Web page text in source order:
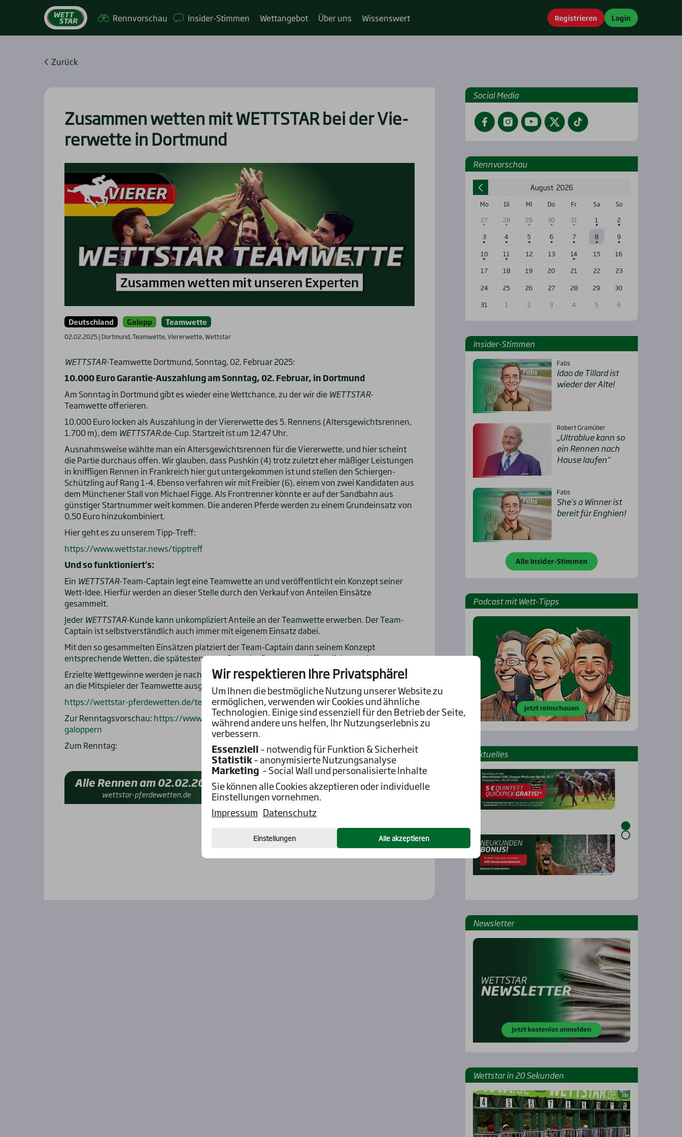
Renn­vor­schau Insi­­der-Stim­­men Wett­an­ge­bot Über uns Wis­sens­wert Registrieren Login
Zurück
Zusam­men wet­ten mit WETTSTAR bei der Vie­
rer­wet­te in Dort­mund
Deutschland Galopp Teamwette
02.02.2025 | Dortmund, Teamwette, Viererwette, Wettstar
WETTSTAR-Teamwette Dortmund, Sonntag, 02. Februar 2025:
10.000 Euro Garantie-Auszahlung am Sonntag, 02. Februar, in Dortmund
Am Sonntag in Dortmund gibt es wieder eine Wettchance, zu der wir die WETTSTAR-
Teamwette offerieren.
10.000 Euro locken als Auszahlung in der Viererwette des 5. Rennens (Altersgewichtsrennen,
1.700 m), dem WETTSTAR.de-Cup. Startzeit ist um 12:47 Uhr.
Ausnahmsweise wählte man ein Altersgewichtsrennen für die Viererwette, und hier scheint
die Partie durchaus offen. Wir glauben, dass Pushkin (4) trotz zuletzt eher mäßiger Leistungen
in kniffligen Rennen in Frankreich hier gut untergekommen ist und stellen den Schiergen-
Schützling auf Rang 1-4. Ebenso verfahren wir mit Freibier (6), einem von zwei Kandidaten aus
dem Münchener Stall von Michael Figge. Als Frontrenner könnte er auf der Sandbahn aus
günstiger Startnummer weit kommen. Die anderen Pferde werden zu einem Grundeinsatz von
0,50 Euro hinzukombiniert.
Hier geht es zu unserem Tipp-Treff:
https://www.wettstar.news/tipptreff
Und so funktioniert‘s:
Ein WETTSTAR-Team-Captain legt eine Teamwette an und veröffentlicht ein Konzept seiner
Wett-Idee. Hierfür werden an dieser Stelle durch den Verkauf von Anteilen Einsätze
gesammelt.
Jeder WETTSTAR-Kunde kann unkompliziert Anteile an der Teamwette erwerben. Der Team-
Captain ist selbstverständlich auch immer mit eigenem Einsatz dabei.
Mit den so gesammelten Einsätzen platziert der Team-Captain dann seinem Konzept
entsprechende Wetten, die spätestens zum Start des Rennens veröffentlicht werden.
Erzielte Wettgewinne werden je nach Höhe des jeweiligen Anteils nach Quoten-Bekanntgabe
an die Mitspieler der Teamwette ausgeschüttet und automatisch auf dem Wettkonto verbucht.
https://wettstar-pferdewetten.de/teamwette
Zur Renntagsvorschau: https://www.wettstar.news/februar-start-bei-den-deutschen-
galoppern
Zum Renntag:
Alle Rennen am 02.02.2025
wettstar-pferdewetten.de
Social Media
FacebookInstagramYouTubeTwitterTikTok
Renn­vor­schau
August 2026
Mo Di Mi Do Fr Sa
So
27
28 29 30 31 1
2
3
4 5 6 7 8
9
10
11 12 13 14 15
16
17
18 19 20 21 22
23
24
25 26 27 28 29
30
31
1 2 3 4 5 6
Insi­der-Stim­men
Fabs
Idao de Til­lard ist
wie­der der Alte!
Robert Gramüller
„Ultra­b­lue kann so
ein Ren­nen nach
Hau­se lau­fen“
Fabs
She’s a Win­ner ist
bereit für Eng­hien!
Alle Insider-Stimmen
Pod­cast mit Wett-Tipps
Aktu­el­les
Rennbahnen
News­let­ter
Wett­star in 20 Sekun­den
Wir respektieren Ihre Privatsphäre!
Um Ihnen die bestmögliche Nutzung unserer Website zu
ermöglichen, verwenden wir Cookies und ähnliche
Technologien. Einige sind essenziell für den Betrieb der Seite,
während andere uns helfen, Ihr Nutzungserlebnis zu
verbessern.
Essenziell– notwendig für Funktion & Sicherheit
Statistik– anonymisierte Nutzungsanalyse
Marketing – Social Wall und personalisierte Inhalte
Sie können alle Cookies akzeptieren oder individuelle
Einstellungen vornehmen.
Impressum Datenschutz
Einstellungen Alle akzeptieren